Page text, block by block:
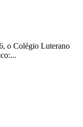
o Colégio Luterano